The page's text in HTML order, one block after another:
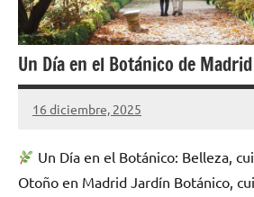
Un Día en el Botánico de Madrid
16 diciembre, 2025
Cuidasdeti
5
Un Día en el Botánico: Belleza,
Otoño en Madrid Jardín Botánico,